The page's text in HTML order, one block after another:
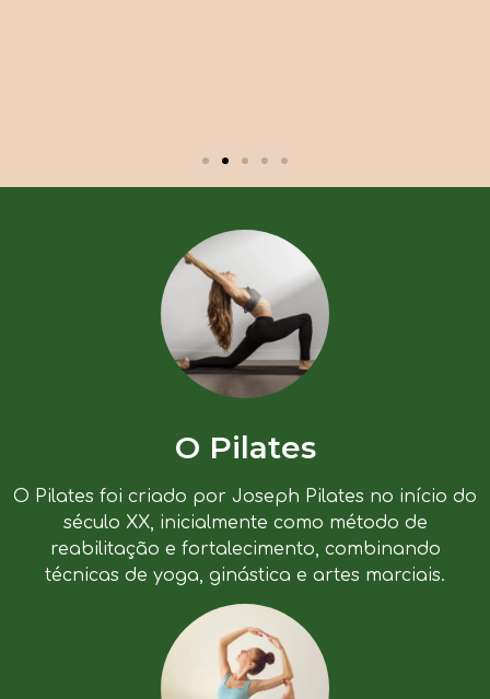
O Pilates
O Pilates foi criado por Joseph Pilates no início do
século XX, inicialmente como método de
reabilitação e fortalecimento, combinando
técnicas de yoga, ginástica e artes marciais.